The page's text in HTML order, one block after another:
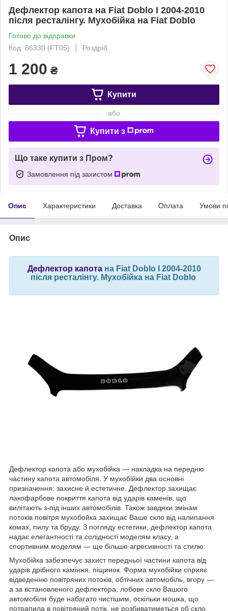
Дефлектор капота на Fiat Doblo I 2004-2010
після ресталінгу. Мухобійка на Fiat Doblo
Готово до відправки
Код: 86330 (FT05)
Роздріб
1 200 ₴
Купити
або
Купити з
Що таке купити з Пром?
Замовлення під захистом
Опис Характеристики Доставка Оплата Умови
Опис
Дефлектор капотана Fiat Doblo I 2004-2010
після ресталінгу. Мухобійка на Fiat Doblo
Дефлектор капота або мухобійка — накладка на передню
частину капота автомобіля. У мухобійки два основні
призначення: захисне й естетичне. Дефлектор захищає
лакофарбове покриття капота від ударів каменів, що
вилітають з-під інших автомобілів. Також завдяки змінам
потоків повітря мухобойка захищає Ваше скло від налипання
комах, пилу та бруду. З погляду естетики, дефлектор капота
надає елегантності та солідності моделям класу, а
спортивним моделям — ще більше агресивності та стилю.
Мухобійка забезпечує захист передньої частини капота від
ударів дрібного каміння, піщинок. Форма мухобійки сприяє
відведенню повітряних потоків, обтічних автомобіль, вгору —
а за встановленого дефлектора, лобове скло Вашого
автомобіля буде набагато чистішим, оскільки мошка, що
потрапила в повітряний потік, не розбиватиметься об скло.